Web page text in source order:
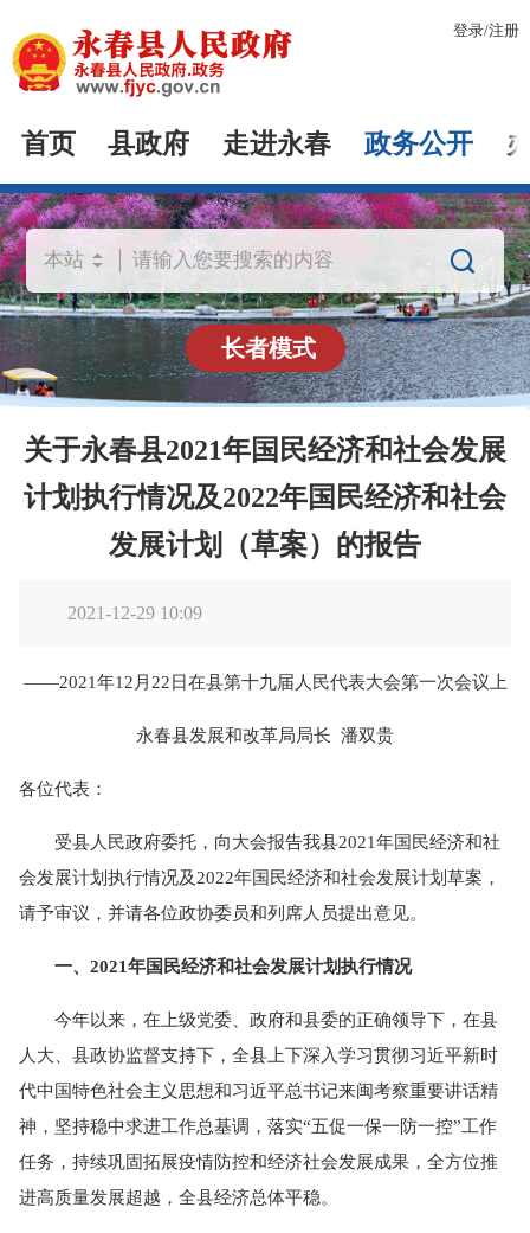
登录/注册
首页 县政府 走进永春 政务公开

长者模式
关于永春县2021年国民经济和社会发展
计划执行情况及2022年国民经济和社会
发展计划（草案）的报告
2021-12-29 10:09
——2021年12月22日在县第十九届人民代表大会第一次会议上
永春县发展和改革局局长 潘双贵
各位代表：
受县人民政府委托，向大会报告我县2021年国民经济和社
会发展计划执行情况及2022年国民经济和社会发展计划草案，
请予审议，并请各位政协委员和列席人员提出意见。
一、2021年国民经济和社会发展计划执行情况
今年以来，在上级党委、政府和县委的正确领导下，在县
人大、县政协监督支持下，全县上下深入学习贯彻习近平新时
代中国特色社会主义思想和习近平总书记来闽考察重要讲话精
神，坚持稳中求进工作总基调，落实“五促一保一防一控”工作
任务，持续巩固拓展疫情防控和经济社会发展成果，全方位推
进高质量发展超越，全县经济总体平稳。